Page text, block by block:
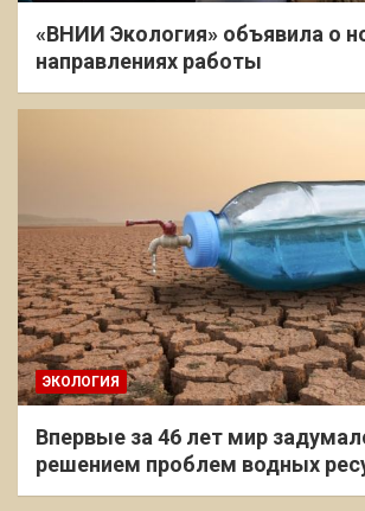
«ВНИИ Экология» объявила о
направлениях работы
ЭКОЛОГИЯ
Впервые за 46 лет мир
решением проблем водных